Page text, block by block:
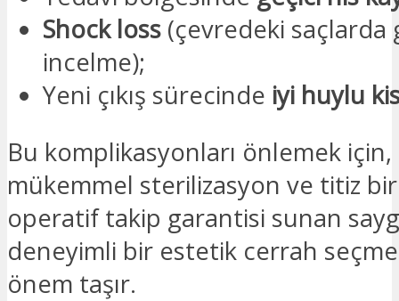
Shock loss (çevredeki saçlarda
incelme);
Yeni çıkış sürecinde iyi huylu
Bu komplikasyonları önlemek için,
mükemmel sterilizasyon ve titiz
operatif takip garantisi sunan
deneyimli bir estetik cerrah
önem taşır.